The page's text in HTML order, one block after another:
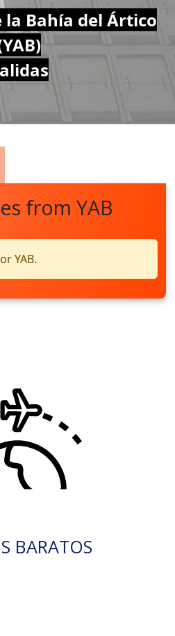
Bahía del Ártico
from YAB
YAB.
BARATOS